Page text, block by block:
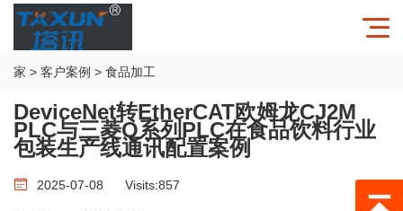
家 > 客户案例 > 食品加工
DeviceNet转EtherCAT欧姆龙CJ2M
PLC与三菱Q系列PLC在食品饮料行业
包装生产线通讯配置案例
2025-07-08 Visits:857